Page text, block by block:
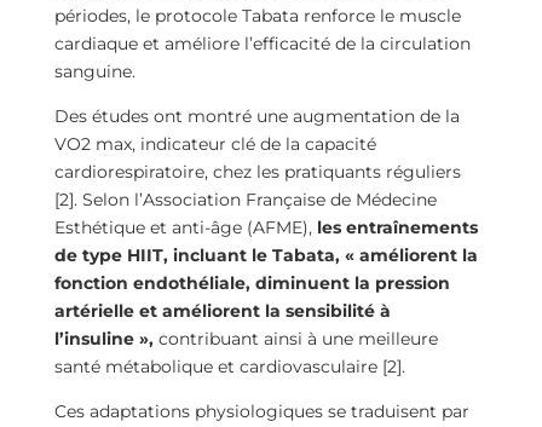
périodes, le protocole Tabata renforce le muscle
cardiaque et améliore l’efficacité de la circulation
sanguine.
Des études ont montré une augmentation de la
VO2 max, indicateur clé de la capacité
cardiorespiratoire, chez les pratiquants réguliers
[2]. Selon l’Association Française de Médecine
Esthétique et anti-âge (AFME), les entraînements
de type HIIT, incluant le Tabata, « améliorent la
fonction endothéliale, diminuent la pression
artérielle et améliorent la sensibilité à
l’insuline »,contribuant ainsi à une meilleure
santé métabolique et cardiovasculaire [2].
Ces adaptations physiologiques se traduisent par